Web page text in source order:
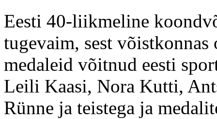
Eesti 40-liikmeline
tugevaim, sest
medaleid võitnud eesti
Leili Kaasi, Nora Kutti,
Rünne ja teistega ja